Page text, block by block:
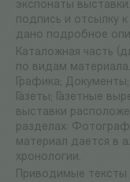
экспонаты
подпись и отсылку
дано подробное
Каталожная часть
по видам
Графика;
Газеты; Газетные
выставки
разделах:
материал дается в
хронологии.
Приводимые тексты